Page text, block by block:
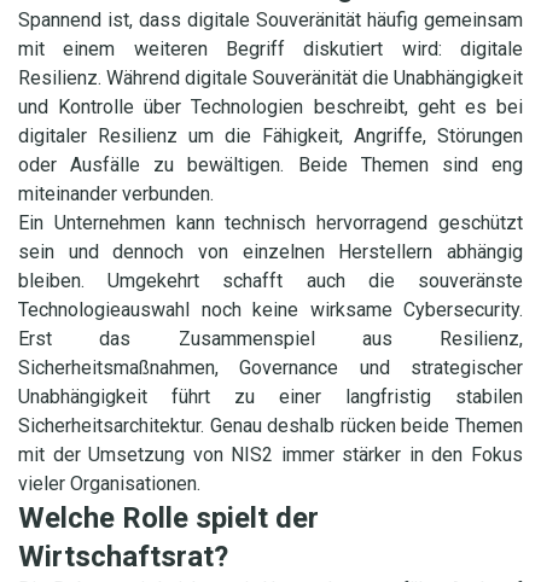
Spannend ist, dass digitale Souveränität häufig gemeinsam
mit einem weiteren Begriff diskutiert wird: digitale
Resilienz. Während digitale Souveränität die Unabhängigkeit
und Kontrolle über Technologien beschreibt, geht es bei
digitaler Resilienz um die Fähigkeit, Angriffe, Störungen
oder Ausfälle zu bewältigen. Beide Themen sind eng
miteinander verbunden.
Ein Unternehmen kann technisch hervorragend geschützt
sein und dennoch von einzelnen Herstellern abhängig
bleiben. Umgekehrt schafft auch die souveränste
Technologieauswahl noch keine wirksame Cybersecurity.
Erst das Zusammenspiel aus Resilienz,
Sicherheitsmaßnahmen, Governance und strategischer
Unabhängigkeit führt zu einer langfristig stabilen
Sicherheitsarchitektur. Genau deshalb rücken beide Themen
mit der Umsetzung von NIS2 immer stärker in den Fokus
vieler Organisationen.
Welche Rolle spielt der
Wirtschaftsrat?